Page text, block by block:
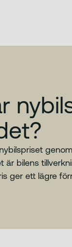
är bilens
ger ett lägre